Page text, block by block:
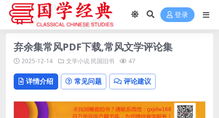
登录
弃余集常风PDF下载,常风文学评论集
2025-12-14 文学小说 民国旧书 47
详情介绍 常见问题 评论建议